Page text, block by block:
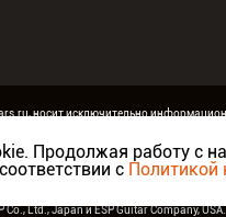
носит исключительно
Аваллон, официальный
Co., Ltd., JapanиESP Guitar Company, USA.
Продолжая работу с
с Политикой